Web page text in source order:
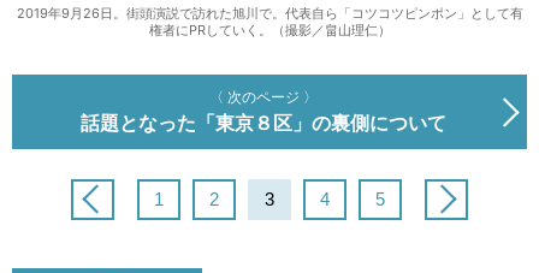
2019年9月26日。街頭演説で訪れた旭川で。代表自ら「コツコツピンポン」として有
権者にPRしていく。（撮影／畠山理仁）
〈 次のページ 〉
話題となった「東京８区」の裏側について
1 2 3 4 5